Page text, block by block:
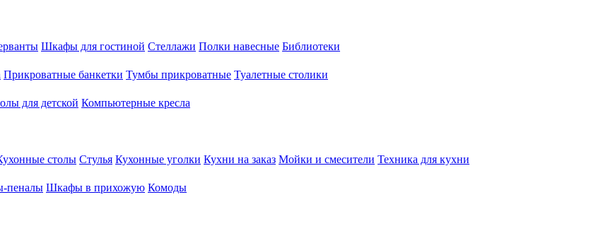
Шкафы для гостиной Стеллажи Полки навесные Библиотеки
Прикроватные банкетки Тумбы прикроватные Туалетные столики
для детской Компьютерные кресла
столы Стулья Кухонные уголки Кухни на заказ Мойки и смесители Техника для кухни
пеналы Шкафы в прихожую Комоды